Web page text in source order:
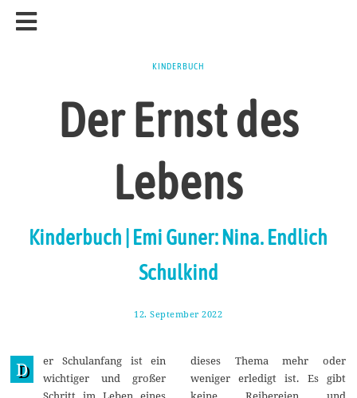
KINDERBUCH
Der Ernst des
Lebens
Kinderbuch | Emi Guner: Nina. Endlich
Schulkind
12. September 2022
t
D
er Schulanfang ist ein
wichtiger und großer
dieses Thema mehr oder
weniger erledigt ist. Es gibt